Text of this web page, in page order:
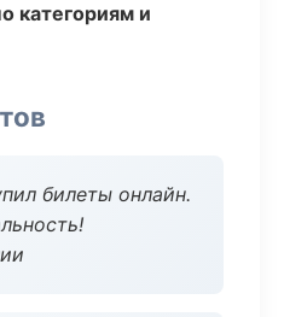
категориям и
билеты онлайн.